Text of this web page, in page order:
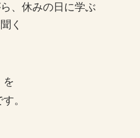
、休みの日に学ぶ
く
を
。